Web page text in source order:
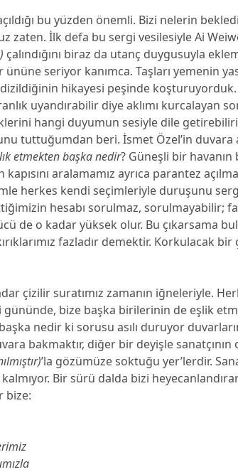
bu yüzden önemli. Bizi nelerin
zaten. İlk defa bu sergi vesilesiyle Ai
çalındığını biraz da utanç duygusuyla
seriyor kanımca. Taşları yemenin
dizildiğinin hikayesi peşinde
uyandırabilir diye aklımı kurcalayan
hangi duyumun sesiyle dile
tuttuğumdan beri. İsmet Özel’in duvara
etmekten başka nedir? Güneşli bir
aralamamız ayrıca parantez
herkes kendi seçimleriyle duruşunu
hesabı sorulmaz, sorulmayabilir;
de o kadar yüksek olur. Bu çıkarsama
fazladır demektir. Korkulacak bir
çizilir suratımız zamanın iğneleriyle.
bize başka birilerinin de eşlik
nedir ki sorusu asılı duruyor
bakmaktır, diğer bir deyişle
’la gözümüze soktuğu yer’lerdir.
kalmıyor. Bir sürü dalda bizi
bize: